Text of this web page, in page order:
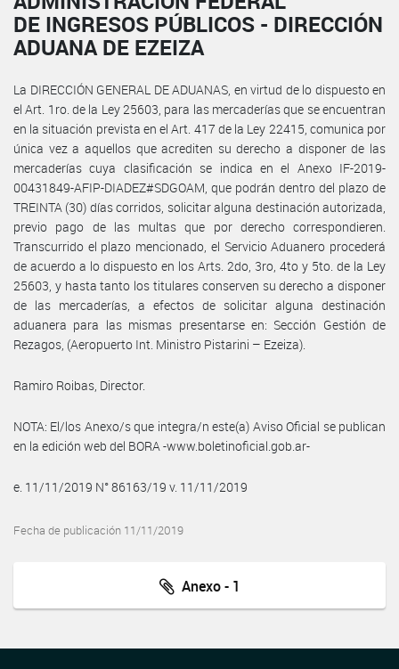
DE INGRESOS PÚBLICOS - DIRECCIÓN
ADUANA DE EZEIZA
La DIRECCIÓN GENERAL DE ADUANAS, en virtud de lo dispuesto en
el Art. 1ro. de la Ley 25603, para las mercaderías que se encuentran
en la situación prevista en el Art. 417 de la Ley 22415, comunica por
única vez a aquellos que acrediten su derecho a disponer de las
mercaderías cuya clasificación se indica en el Anexo IF-2019-
00431849-AFIP-DIADEZ#SDGOAM, que podrán dentro del plazo de
TREINTA (30) días corridos, solicitar alguna destinación autorizada,
previo pago de las multas que por derecho correspondieren.
Transcurrido el plazo mencionado, el Servicio Aduanero procederá
de acuerdo a lo dispuesto en los Arts. 2do, 3ro, 4to y 5to. de la Ley
25603, y hasta tanto los titulares conserven su derecho a disponer
de las mercaderías, a efectos de solicitar alguna destinación
aduanera para las mismas presentarse en: Sección Gestión de
Rezagos, (Aeropuerto Int. Ministro Pistarini – Ezeiza).
Ramiro Roibas, Director.
NOTA: El/los Anexo/s que integra/n este(a) Aviso Oficial se publican
en la edición web del BORA -www.boletinoficial.gob.ar-
e. 11/11/2019 N° 86163/19 v. 11/11/2019
Fecha de publicación 11/11/2019
Anexo - 1